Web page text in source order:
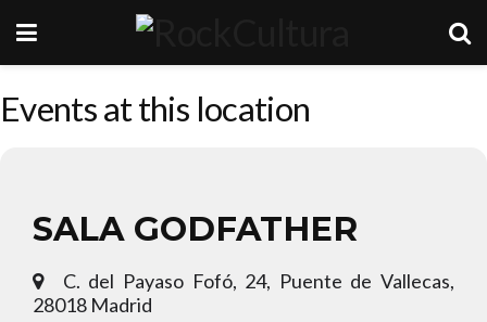
Events at this location
SALA GODFATHER
C. del Payaso Fofó, 24, Puente de Vallecas,
28018 Madrid